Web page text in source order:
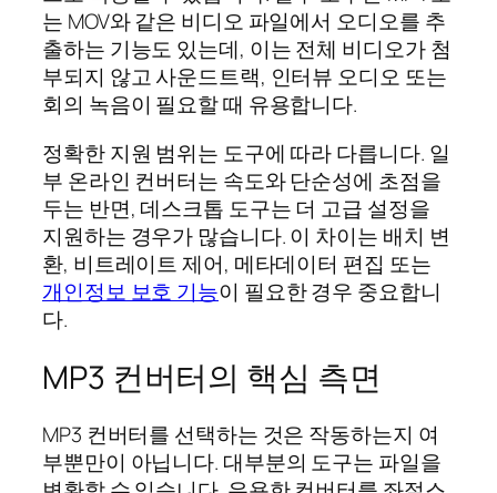
는 MOV와 같은 비디오 파일에서 오디오를 추
출하는 기능도 있는데, 이는 전체 비디오가 첨
부되지 않고 사운드트랙, 인터뷰 오디오 또는
회의 녹음이 필요할 때 유용합니다.
정확한 지원 범위는 도구에 따라 다릅니다. 일
부 온라인 컨버터는 속도와 단순성에 초점을
두는 반면, 데스크톱 도구는 더 고급 설정을
지원하는 경우가 많습니다. 이 차이는 배치 변
환, 비트레이트 제어, 메타데이터 편집 또는
개인정보 보호 기능이 필요한 경우 중요합니
다.
MP3 컨버터의 핵심 측면
MP3 컨버터를 선택하는 것은 작동하는지 여
부뿐만이 아닙니다. 대부분의 도구는 파일을